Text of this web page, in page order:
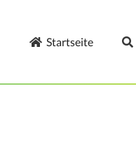
Startseite